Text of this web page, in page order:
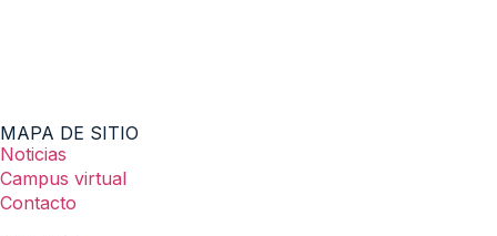
MAPA DE SITIO
Noticias
Campus virtual
Contacto